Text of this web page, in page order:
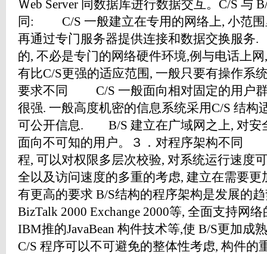
Ｗeb Server 同数据库进行数据交互。C/S 与
同: C/S 一般建立在专用的网络上, 小范围
再通过专门服务器提供连接和数据交换服
的, 不必是专门的网络硬件环境,例与电话上
有比C/S更强的适应范围, 一般只要有操作系
要求不同 C/S 一般面向相对固定的用户群
很强. 一般高度机密的信息系统采用C/S 结构
可公开信息. B/S 建立在广域网之上, 对安
面向不可知的用户。３．对程序架构不同
程, 可以对权限多层次校验, 对系统运行速
全以及访问速度的多重的考虑, 建立在需要更
有更高的要求 B/S结构的程序架构是发展的
BizTalk 2000 Exchange 2000等, 全面支持网
IBM推的JavaBean 构件技术等,使 B/S更
C/S 程序可以不可避免的整体性考虑, 构件的